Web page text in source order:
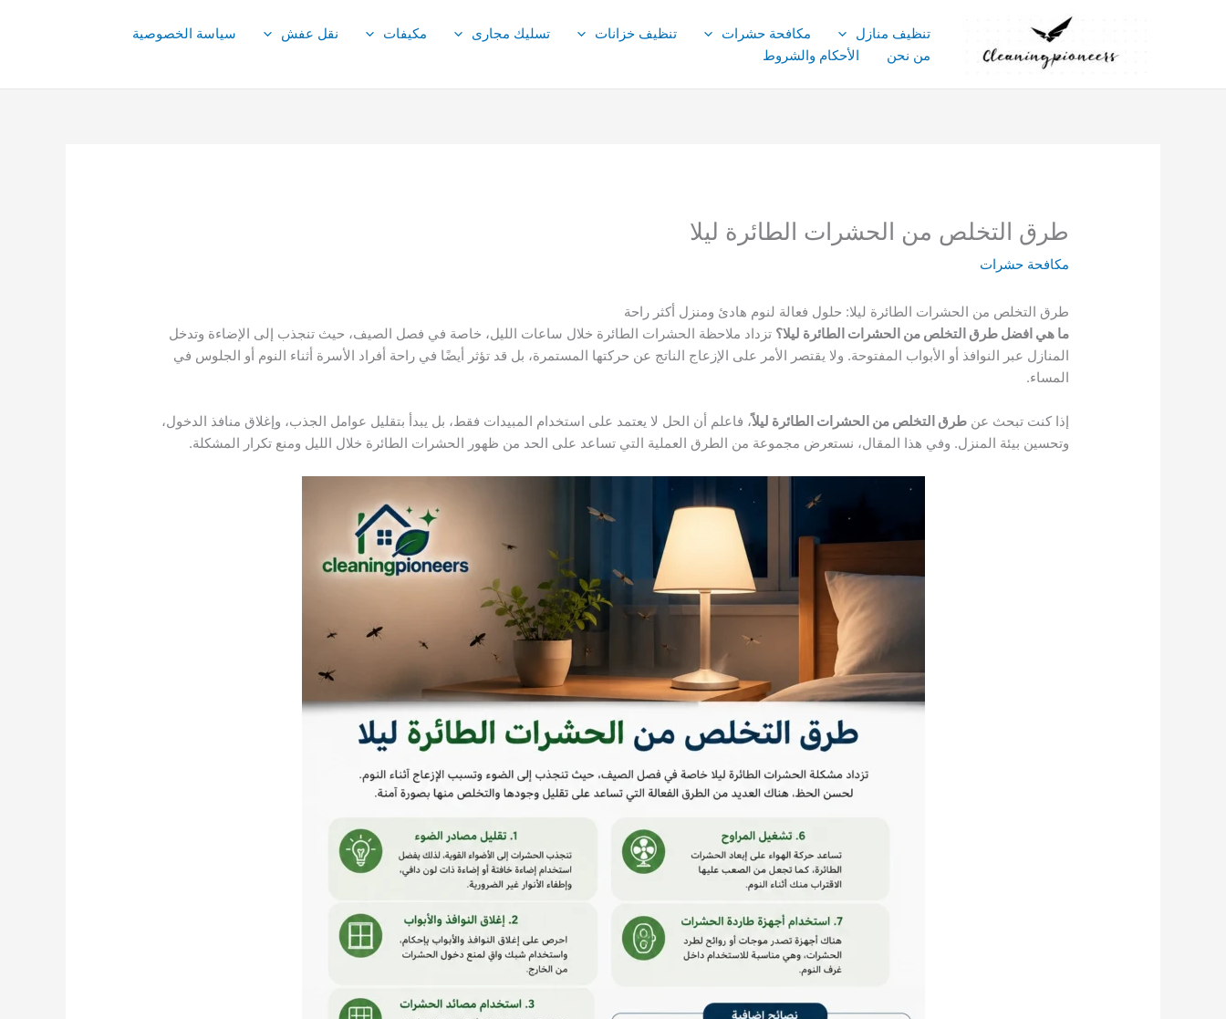
تنظيف منازل مكافحة حشرات تنظيف خزانات تسليك مجارى مكيفات نقل عفش
سياسة الخصوصية
من نحن
الأحكام والشروط
طرق التخلص من الحشرات الطائرة ليلا
مكافحة حشرات
طرق التخلص من الحشرات الطائرة ليلا: حلول فعالة لنوم هادئ ومنزل أكثر راحة
ما هي افضل طرق التخلص من الحشرات الطائرة ليلا؟ تزداد ملاحظة الحشرات الطائرة خلال ساعات الليل، خاصة في فصل الصيف، حيث تنجذب إلى الإضاءة وتدخل
المنازل عبر النوافذ أو الأبواب المفتوحة. ولا يقتصر الأمر على الإزعاج الناتج عن حركتها المستمرة، بل قد تؤثر أيضًا في راحة أفراد الأسرة أثناء النوم أو الجلوس في
المساء.
إذا كنت تبحث عنطرق التخلص من الحشرات الطائرة ليلاً، فاعلم أن الحل لا يعتمد على استخدام المبيدات فقط، بل يبدأ بتقليل عوامل الجذب، وإغلاق منافذ الدخول،
وتحسين بيئة المنزل. وفي هذا المقال، نستعرض مجموعة من الطرق العملية التي تساعد على الحد من ظهور الحشرات الطائرة خلال الليل ومنع تكرار المشكلة.